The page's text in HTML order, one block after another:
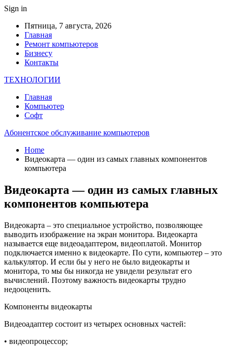
Sign in
Пятница, 7 августа, 2026
Главная
Ремонт компьютеров
Бизнесу
Контакты
ТЕХНОЛОГИИ
Главная
Компьютер
Софт
Абонентское обслуживание компьютеров
Home
Видеокарта — один из самых главных компонентов
компьютера
Видеокарта — один из самых главных
компонентов компьютера
Видеокарта – это специальное устройство, позволяющее
выводить изображение на экран монитора. Видеокарта
называется еще видеоадаптером, видеоплатой. Монитор
подключается именно к видеокарте. По сути, компьютер – это
калькулятор. И если бы у него не было видеокарты и
монитора, то мы бы никогда не увидели результат его
вычислений. Поэтому важность видеокарты трудно
недооценить.
Компоненты видеокарты
Видеоадаптер состоит из четырех основных частей:
• видеопроцессор;